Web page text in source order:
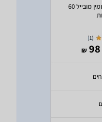
ברא צמחים כורכומין מובייל 60
(
1
)
₪